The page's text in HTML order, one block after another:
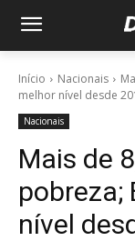
Início Nacionais
melhor nível desde
Nacionais
Mais de
pobreza;
nível